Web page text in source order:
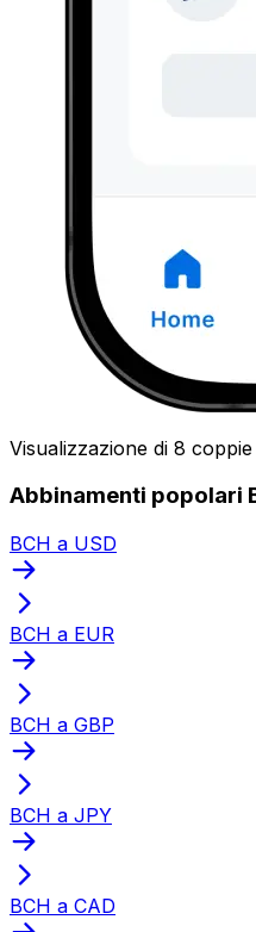
Visualizzazione di 8
Abbinamenti popolari
BCH a USD
BCH a EUR
BCH a GBP
BCH a JPY
BCH a CAD